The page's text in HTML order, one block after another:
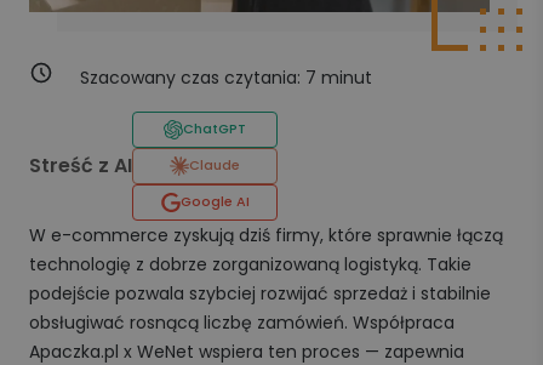
Szacowany czas czytania: 7 minut
Streść z AI
ChatGPT
Claude
Google AI
W e-commerce zyskują dziś firmy, które sprawnie łączą
technologię z dobrze zorganizowaną logistyką. Takie
podejście pozwala szybciej rozwijać sprzedaż i stabilnie
obsługiwać rosnącą liczbę zamówień. Współpraca
Apaczka.pl x WeNet wspiera ten proces — zapewnia